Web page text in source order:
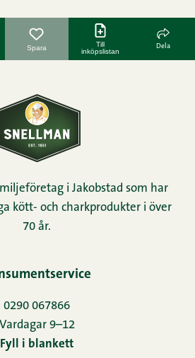
Spara
Till
inköpslistan
Dela
i Jakobstad som har
kött- och charkprodukter i över
70 år.
0290 067866
Vardagar 9–12
Fyll i blankett